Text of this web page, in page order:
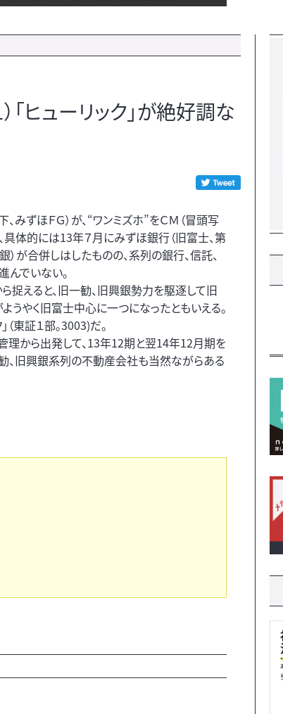
ヒューリック」が絶好調な
、みずほＦＧ）が、“ワンミズホ”をＣＭ（冒頭写
具体的には13年７月にみずほ銀行（旧富士、第
が合併しはしたものの、系列の銀行、信託、
んでいない。
捉えると、旧一勧、旧興銀勢力を駆逐して旧
うやく旧富士中心に一つになったともいえる。
東証１部。3003)だ。
理から出発して、13年12期と翌14年12月期を
、旧興銀系列の不動産会社も当然ながらある